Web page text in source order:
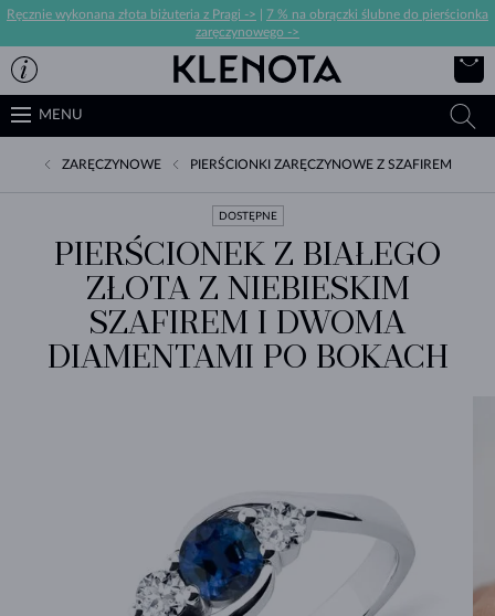
Ręcznie wykonana złota biżuteria z Pragi ->
7 % na obrączki ślubne do pierścionka
zaręczynowego ->
MENU
ZARĘCZYNOWE PIERŚCIONKI ZARĘCZYNOWE Z SZAFIREM
DOSTĘPNE
PIERŚCIONEK Z BIAŁEGO
ZŁOTA Z NIEBIESKIM
SZAFIREM I DWOMA
DIAMENTAMI PO BOKACH